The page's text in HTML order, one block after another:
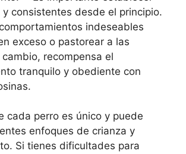
y consistentes desde el principio.
indeseables
exceso o pastorear a las
cambio, recompensa el
tranquilo y obediente con
cada perro es único y puede
enfoques de crianza y
Si tienes dificultades para